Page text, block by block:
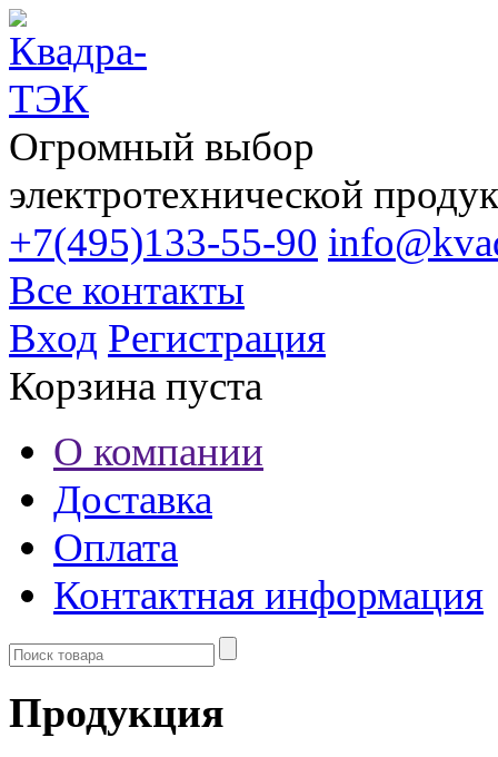
Огромный выбор
электротехнической
+7(495)133-55-90
Все контакты
Вход Регистрация
Корзина пуста
О компании
Доставка
Оплата
Контактная информация
Продукция